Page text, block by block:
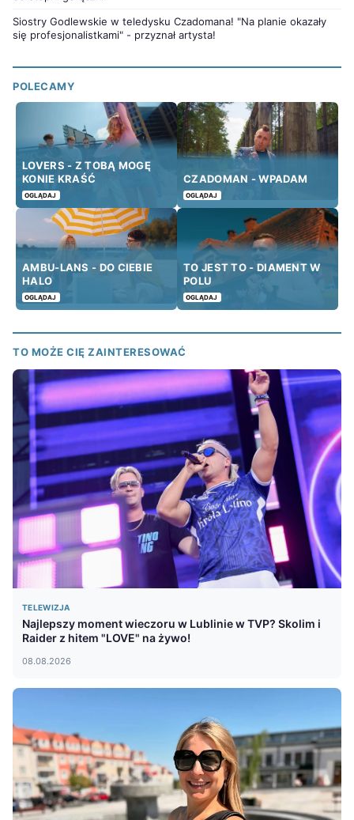
Siostry Godlewskie w teledysku Czadomana! "Na planie okazały
się profesjonalistkami" - przyznał artysta!
POLECAMY
LOVERS - Z TOBĄ MOGĘ
KONIE KRAŚĆ
OGLĄDAJ
CZADOMAN - WPADAM
OGLĄDAJ
AMBU-LANS - DO CIEBIE
HALO
OGLĄDAJ
TO JEST TO - DIAMENT W
POLU
OGLĄDAJ
TO MOŻE CIĘ ZAINTERESOWAĆ
TELEWIZJA
Najlepszy moment wieczoru w Lublinie w TVP? Skolim i
Raider z hitem "LOVE" na żywo!
08.08.2026